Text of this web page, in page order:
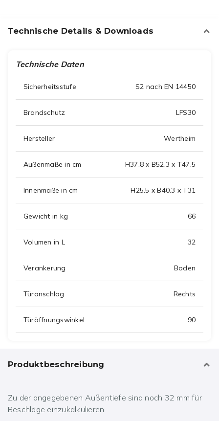
Technische Details & Downloads
Technische Daten
Sicherheitsstufe S2 nach EN 14450
Brandschutz LFS30
Hersteller Wertheim
Außenmaße in cm H37.8 x B52.3 x T47.5
Innenmaße in cm H25.5 x B40.3 x T31
Gewicht in kg 66
Volumen in L 32
Verankerung Boden
Türanschlag Rechts
Türöffnungswinkel 90
Produktbeschreibung
Zu der angegebenen Außentiefe sind noch 32 mm für
Beschläge einzukalkulieren